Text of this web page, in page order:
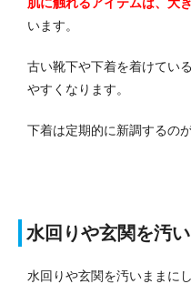
います。
古い靴下や下着を着けてい
やすくなります。
下着は定期的に新調するの
水回りや玄関を汚
水回りや玄関を汚いままに